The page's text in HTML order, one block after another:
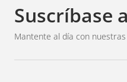
Suscríbase
Mantente al día con